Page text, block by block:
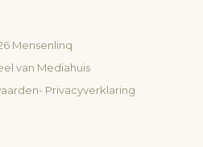
Mensenlinq
van Mediahuis
- Privacyverklaring